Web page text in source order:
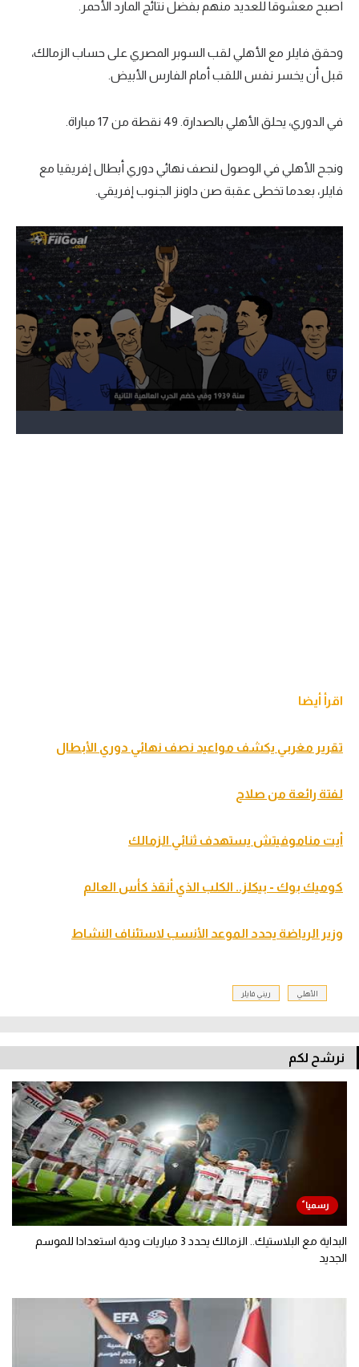
أصبح معشوقا للعديد منهم بفضل نتائج المارد الأحمر.
وحقق فايلر مع الأهلي لقب السوبر المصري على حساب الزمالك،
قبل أن يخسر نفس اللقب أمام الفارس الأبيض.
في الدوري، يحلق الأهلي بالصدارة. 49 نقطة من 17 مباراة.
ونجح الأهلي في الوصول لنصف نهائي دوري أبطال إفريقيا مع
فايلر، بعدما تخطى عقبة صن داونز الجنوب إفريقي.
اقرأ أيضا
تقرير مغربي يكشف مواعيد نصف نهائي دوري الأبطال
لفتة رائعة من صلاح
أيت مناموفيتش يستهدف ثنائي الزمالك
كوميك بوك - بيكلز.. الكلب الذي أنقذ كأس العالم
وزير الرياضة يحدد الموعد الأنسب لاستئناف النشاط
الأهلي ريني فايلر
نرشح لكم
البداية مع البلاستيك.. الزمالك يحدد 3 مباريات ودية استعدادا للموسم
الجديد